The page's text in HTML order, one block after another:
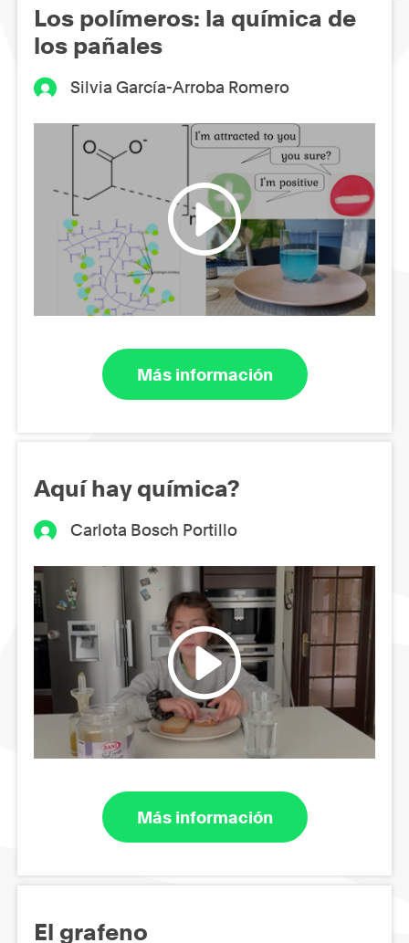
Los polímeros: la química de
los pañales
Silvia García-Arroba Romero
Más información
Aquí hay química?
Carlota Bosch Portillo
Más información
El grafeno